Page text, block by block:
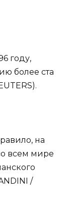
году,
более ста
на
всем мире
/